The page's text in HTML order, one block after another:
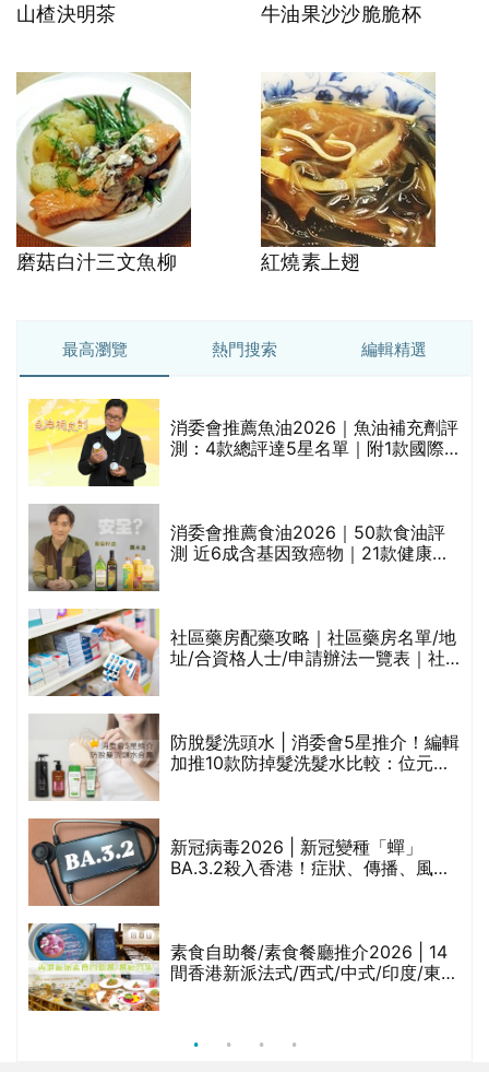
山楂決明茶 牛油果沙沙脆脆杯
磨菇白汁三文魚柳 紅燒素上翅
最高瀏覽 熱門搜索 編輯精選
消委會推薦魚油2026｜魚油補充劑評
測：4款總評達5星名單｜附1款國際
消委會推薦食油2026｜50款食油評
測 近6成含基因致癌物｜21款健康煮
社區藥房配藥攻略｜社區藥房名單/地
址/合資格人士/申請辦法一覽表｜社
防脫髮洗頭水 | 消委會5星推介！編輯
加推10款防掉髮洗髮水比較：位元
新冠病毒2026 | 新冠變種「蟬」
BA.3.2殺入香港！症狀、傳播、風險
素食自助餐/素食餐廳推介2026 | 14
間香港新派法式/西式/中式/印度/東南